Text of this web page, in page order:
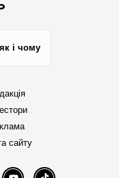
як і чому
сайту